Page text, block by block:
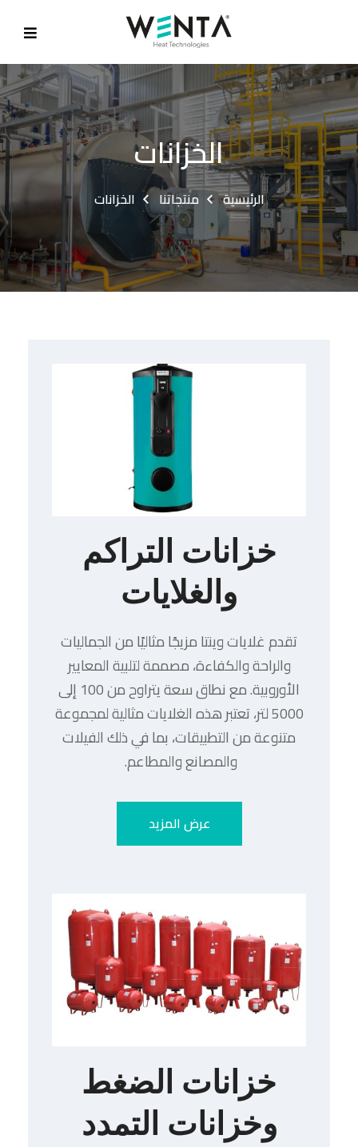
الخزانات
الرئيسية منتجاتنا الخزانات
خزانات التراكم
والغلايات
تقدم غلايات وينتا مزيجًا مثاليًا من الجماليات
والراحة والكفاءة، مصممة لتلبية المعايير
الأوروبية. مع نطاق سعة يتراوح من 100 إلى
5000 لتر، تعتبر هذه الغلايات مثالية لمجموعة
متنوعة من التطبيقات، بما في ذلك الفيلات
والمصانع والمطاعم.
عرض المزيد
خزانات الضغط
وخزانات التمدد